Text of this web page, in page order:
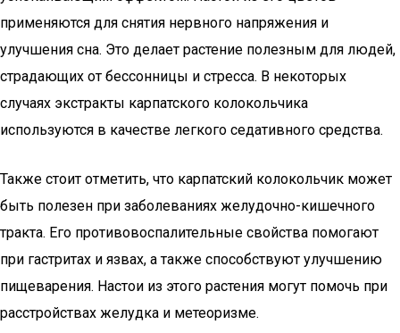
применяются для снятия нервного напряжения и
улучшения сна. Это делает растение полезным для людей,
страдающих от бессонницы и стресса. В некоторых
случаях экстракты карпатского колокольчика
используются в качестве легкого седативного средства.
Также стоит отметить, что карпатский колокольчик может
быть полезен при заболеваниях желудочно-кишечного
тракта. Его противовоспалительные свойства помогают
при гастритах и язвах, а также способствуют улучшению
пищеварения. Настои из этого растения могут помочь при
расстройствах желудка и метеоризме.